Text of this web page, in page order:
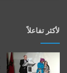
لأكثر تفاعلاً